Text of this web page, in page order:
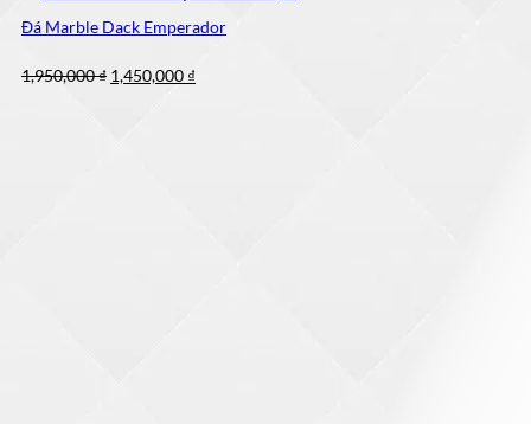
Đá Marble Dack Emperador
1,950,000₫ Giá
1,450,000 ₫